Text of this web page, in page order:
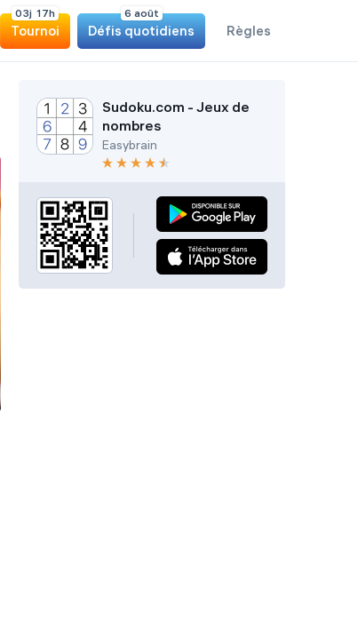
03j 1 7h
Tournoi
6 août
Défis quotidiens Règles
Sudoku.com - Jeux de
nombres
Easybrain